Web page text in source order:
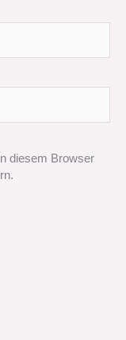
diesem Browser